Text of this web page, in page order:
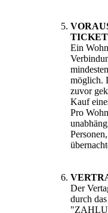
Ein
möglich.
zuvor
Kauf
Pro
Der
durch